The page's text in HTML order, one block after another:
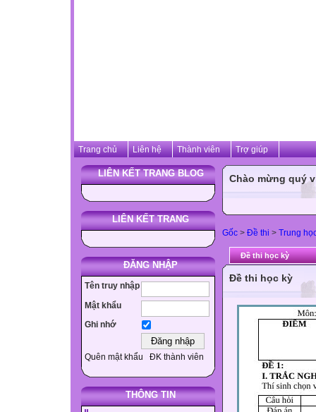
Trang chủ Liên hệ Thành viên Trợ giúp
LIÊN KẾT TRANG BLOG
LIÊN KẾT TRANG
ĐĂNG NHẬP
Tên truy nhập
Mật khẩu
Ghi nhớ
Quên mật khẩu ĐK thành viên
THÔNG TIN
Chào mừng quý
Gốc > Đề thi > Trung
Đề thi học kỳ
Đề thi học kỳ